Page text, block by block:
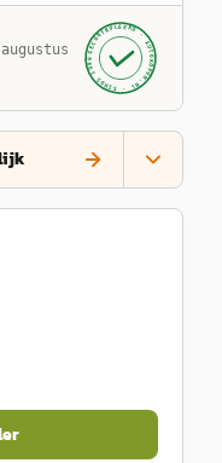
GECONTROLEERD ·
AUTOKOPEN.NL
· SINDS 1999 ·